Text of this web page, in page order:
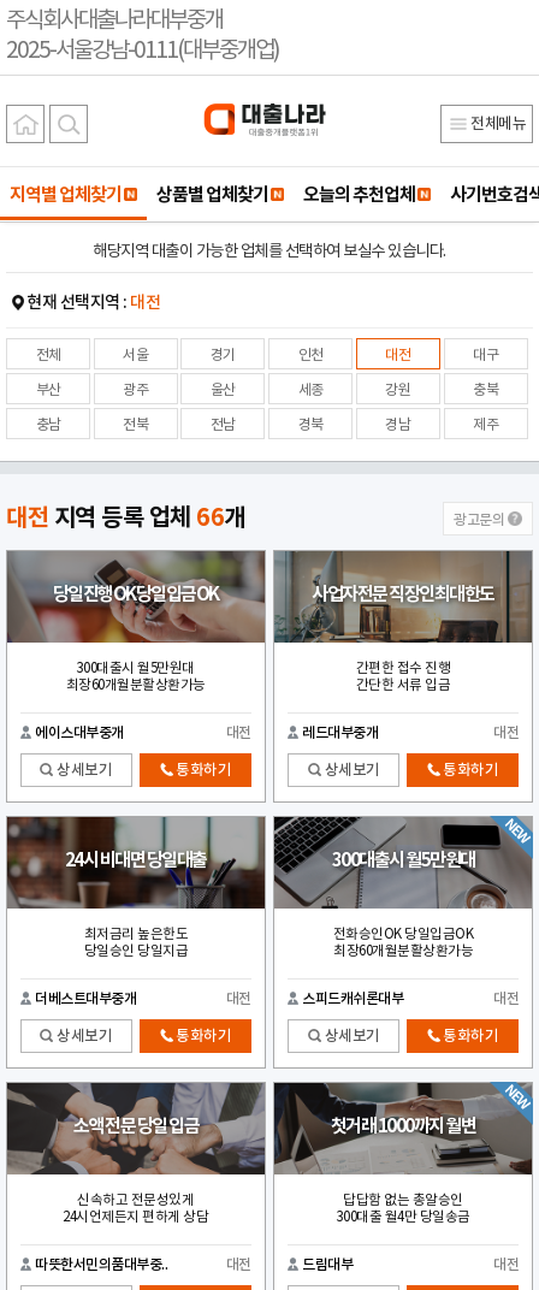
주식회사대출나라대부중개
2025-서울강남-0111(대부중개업)
전체메뉴
지역별 업체찾기 상품별 업체찾기 오늘의 추천업체 사기번호검
해당지역 대출이 가능한 업체를 선택하여 보실수 있습니다.
현재 선택지역 : 대전
전체 서울 경기 인천 대전 대구
부산 광주 울산 세종 강원 충북
충남 전북 전남 경북 경남 제주
대전 지역 등록 업체 66개 광고문의
당일진행OK당일입금OK
300대출시 월5만원대
최장60개월분활상환가능
에이스대부중개 대전
상세보기 통화하기
사업자전문 직장인최대한도
간편한 접수 진행
간단한 서류 입금
레드대부중개 대전
상세보기 통화하기
24시 비대면 당일대출
최저금리 높은한도
당일승인 당일지급
더베스트대부중개 대전
상세보기 통화하기
300대출시 월5만원대
전화승인OK 당일입금OK
최장60개월분활상환가능
스피드캐쉬론대부 대전
상세보기 통화하기
소액 전문 당일 입금
신속하고 전문성있게
24시언제든지 편하게 상담
따뜻한서민의품대부중.. 대전
첫거래 1000까지 월변
답답함 없는 총알승인
300대출 월4만 당일송금
드림대부 대전